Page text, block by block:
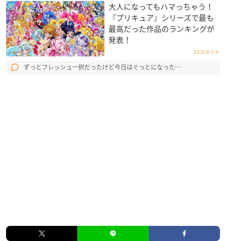
大人になってもハマっちゃう！
『プリキュア』シリーズで最も
最高だった作品のランキングが
発表！
21コメント
ずっとフレッシュ一択だったけど今日はぐっとになった…